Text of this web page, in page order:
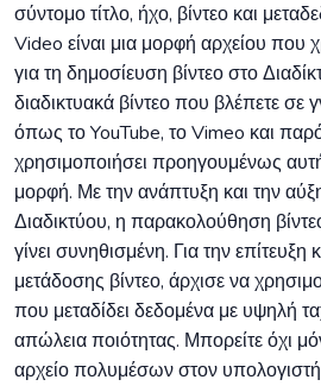
σύντομο τίτλο, ήχο, βίντεο και
Video είναι μια μορφή αρχείου που
για τη δημοσίευση βίντεο στο
διαδικτυακά βίντεο που βλέπετε σε
όπως το YouTube, το Vimeo και
χρησιμοποιήσει προηγουμένως
μορφή. Με την ανάπτυξη και την
Διαδικτύου, η παρακολούθηση
γίνει συνηθισμένη. Για την επίτευξη
μετάδοσης βίντεο, άρχισε να
που μεταδίδει δεδομένα με υψηλή
απώλεια ποιότητας. Μπορείτε όχι
αρχείο πολυμέσων στον